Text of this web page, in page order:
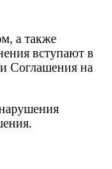
а также
вступают в
Соглашения на